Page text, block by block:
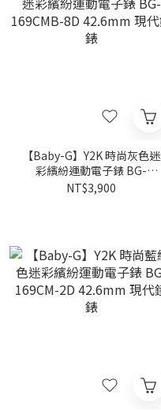
【Baby-G】Y2K 時尚灰色迷
彩繽紛運動電子錶 BG-
169CMB-8D 42.6mm 現代
NT$3,900